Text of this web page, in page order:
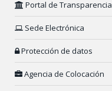
Portal de Transparencia
Sede Electrónica
Protección de datos
Agencia de Colocación